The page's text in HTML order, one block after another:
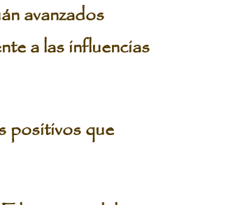
avanzados
a las influencias
positivos que